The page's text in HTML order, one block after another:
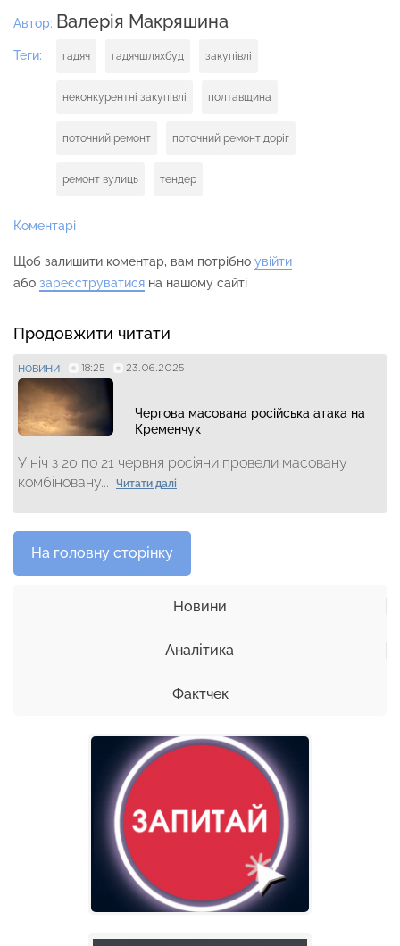
Автор: Валерія Макряшина
Теги: гадяч гадячшляхбуд закупівлі
неконкурентні закупівлі полтавщина
поточний ремонт поточний ремонт доріг
ремонт вулиць тендер
Коментарі
Щоб залишити коментар, вам потрібно увійти
або зареєструватися на нашому сайті
Продовжити читати
НОВИНИ 18:25 23.06.2025
Чергова масована російська атака на
Кременчук
У ніч з 20 по 21 червня росіяни провели масовану
комбіновану...
Читати далі
На головну сторінку
Новини
Аналітика
Фактчек